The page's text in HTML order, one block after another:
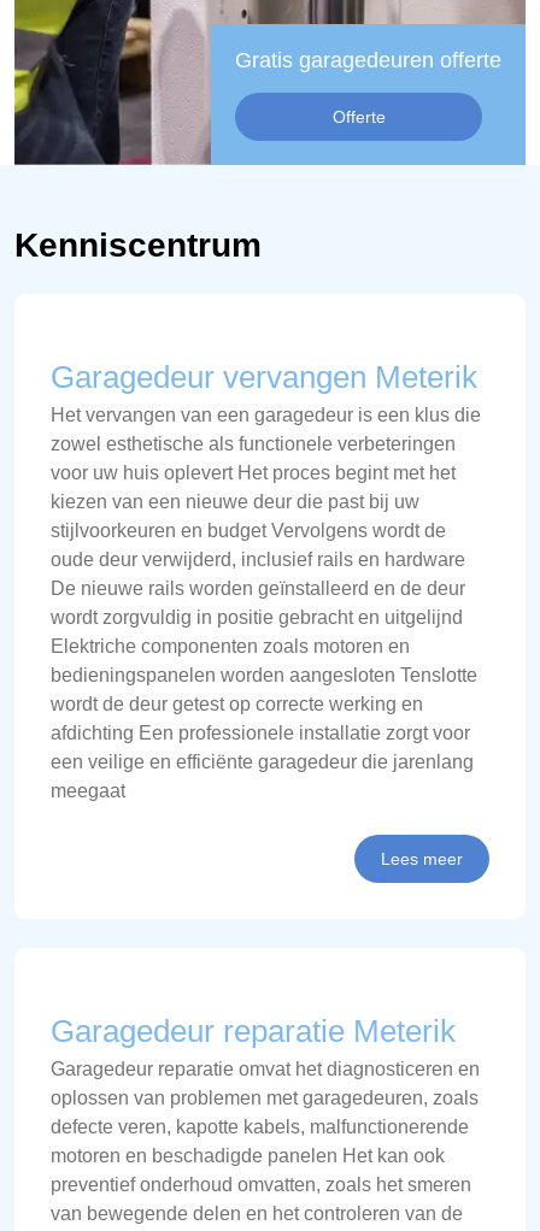
Gratis garagedeuren offerte
Offerte
Kenniscentrum
Garagedeur vervangen Meterik
Het vervangen van een garagedeur is een klus die
zowel esthetische als functionele verbeteringen
voor uw huis oplevert Het proces begint met het
kiezen van een nieuwe deur die past bij uw
stijlvoorkeuren en budget Vervolgens wordt de
oude deur verwijderd, inclusief rails en hardware
De nieuwe rails worden geïnstalleerd en de deur
wordt zorgvuldig in positie gebracht en uitgelijnd
Elektriche componenten zoals motoren en
bedieningspanelen worden aangesloten Tenslotte
wordt de deur getest op correcte werking en
afdichting Een professionele installatie zorgt voor
een veilige en efficiënte garagedeur die jarenlang
meegaat
Lees meer
Garagedeur reparatie Meterik
Garagedeur reparatie omvat het diagnosticeren en
oplossen van problemen met garagedeuren, zoals
defecte veren, kapotte kabels, malfunctionerende
motoren en beschadigde panelen Het kan ook
preventief onderhoud omvatten, zoals het smeren
van bewegende delen en het controleren van de